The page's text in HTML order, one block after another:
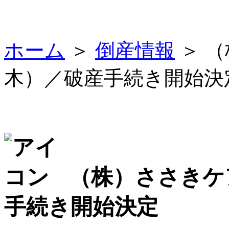
ホーム ＞ 倒産情報 ＞
木）／破産手続き開始決
（株）ささき
手続き開始決定